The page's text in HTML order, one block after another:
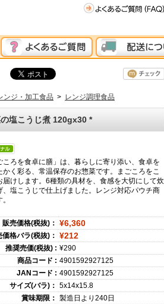
ンジ・加工食品 > レンジ調理食品
塩こうじ煮 120gx30 *
ころを食卓に膳」は、暮らしに寄り添い、食卓を
かく彩る、常温保存のお惣菜です。まごころをこ
届けします。6種類の具材を、食感を大切にして炊
、塩こうじで仕上げました。レンジ対応パウチ商
販売価格(税抜)： ¥6,360
価格バラ(税抜)： ¥212
推奨売価(税抜) : ¥290
商品コード : 4901592927125
JANコード : 4901592927125
サイズ(バラ)： 5x14x15.8
賞味期限： 製造日より240日